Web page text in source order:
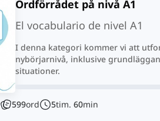
Ordförrådet på nivå A1
El vocabulario de nivel A1
I denna kategori kommer vi att
nybörjarnivå, inklusive
situationer.
599ord 5tim. 60min